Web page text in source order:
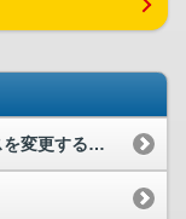
インフォメーションメールの受信アドレスを変更するにはどうしたらいいですか？